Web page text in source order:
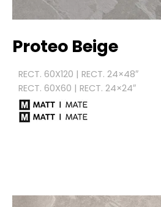
Proteo Beige
RECT. 60X120 | RECT. 24×48″
RECT. 60X60 | RECT. 24×24″